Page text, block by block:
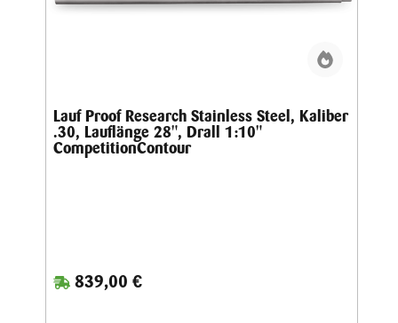
Lauf Proof Research Stainless Steel, Kaliber
.30, Lauflänge 28", Drall 1:10"
CompetitionContour
839,00 €